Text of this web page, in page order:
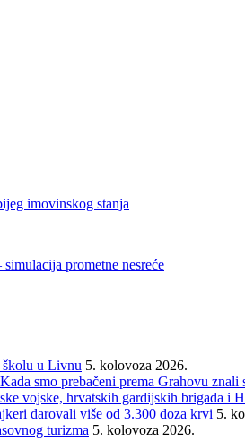
imovinskog stanja
prometne nesreće
školu u Livnu 5. kolovoza 2026.
smo prebačeni prema Grahovu znali
vojske, hrvatskih gardijskih brigada i
darovali više od 3.300 doza krvi 5.
turizma 5. kolovoza 2026.